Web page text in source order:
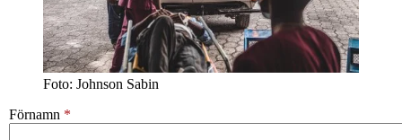
Foto: Johnson Sabin
Förnamn